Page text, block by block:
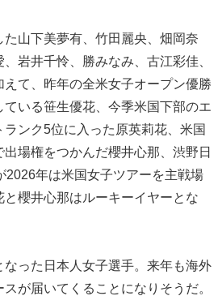
山下美夢有、竹田麗央、畑岡奈
岩井千怜、勝みなみ、古江彩佳、
て、昨年の全米女子オープン優勝
いる笹生優花、今季米国下部のエ
ンク5位に入った原英莉花、米国
場権をつかんだ櫻井心那、渋野日
2026年は米国女子ツアーを主戦場
櫻井心那はルーキーイヤーとな
った日本人女子選手。来年も海外
が届いてくることになりそうだ。